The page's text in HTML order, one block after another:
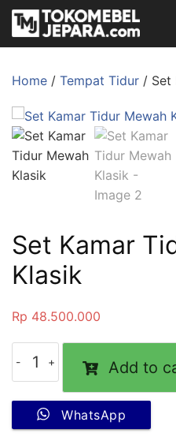
Home / Tempat Tidur / Set
Set Kamar
Klasik
Rp 48.500.000
Add to
WhatsApp